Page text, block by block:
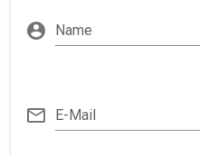
Name
E-Mail